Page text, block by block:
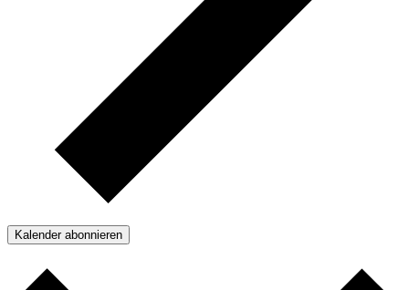
Kalender abonnieren